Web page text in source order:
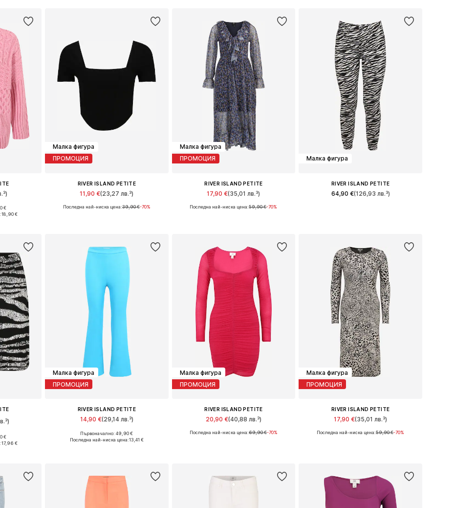
M
€
18,90 €
Малка фигура
ПРОМОЦИЯ
RIVER ISLAND PETITE
11,90 €(23,27 лв.³)
Налични размери: L, XL, XXL
Последна най-ниска цена:39,90 €-70%
Малка фигура
ПРОМОЦИЯ
RIVER ISLAND PETITE
17,90 €(35,01 лв.³)
Налични размери: 34, 36
Последна най-ниска цена:59,90 €-70%
Малка фигура
RIVER ISLAND PETITE
64,90 €(126,93 лв.³)
€
17,96 €
Малка фигура
ПРОМОЦИЯ
RIVER ISLAND PETITE
14,90 €(29,14 лв.³)
Налични размери: 40
Първоначално: 49,90 €
Последна най-ниска цена:13,41 €
Малка фигура
ПРОМОЦИЯ
RIVER ISLAND PETITE
20,90 €(40,88 лв.³)
Налични размери: 36
Последна най-ниска цена:69,90 €-70%
Малка фигура
ПРОМОЦИЯ
RIVER ISLAND PETITE
17,90 €(35,01 лв.³)
Налични размери: 36
Последна най-ниска цена:59,90 €-70%